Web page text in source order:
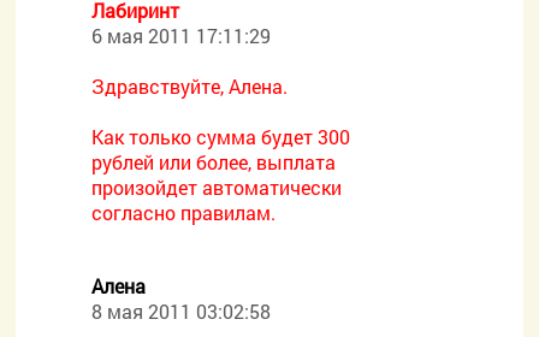
Лабиринт
6 мая 2011 17:11:29
Здравствуйте, Алена.
Как только сумма будет 300
рублей или более, выплата
произойдет автоматически
согласно правилам.
Алена
8 мая 2011 03:02:58